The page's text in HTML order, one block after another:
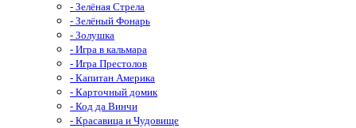
- Зелёная Стрела
- Зелёный Фонарь
- Золушка
- Игра в кальмара
- Игра Престолов
- Капитан Америка
- Карточный домик
- Код да Винчи
- Красавица и Чудовище